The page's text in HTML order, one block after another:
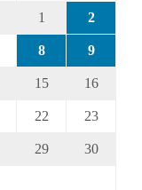
1 2
8 9
15 16
22 23
29 30